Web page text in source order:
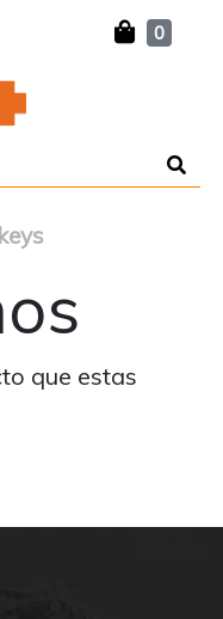
0
que estas